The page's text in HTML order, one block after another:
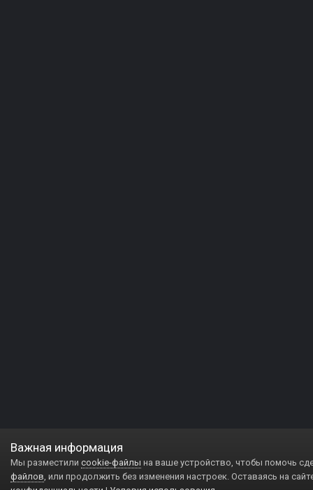
Важная информация
Мы разместили cookie-файлы на ваше устройство, чтобы помочь
файлов, или продолжить без изменения настроек. Оставаясь на